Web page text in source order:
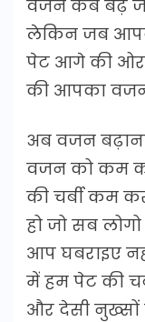
वजन कब बढ़
लेकिन जब
पेट आगे की ओर
की आपका
अब वजन
वजन को कम
की चर्बी कम
हो जो सब
आप घबराइए
में हम पेट की
और देसी नुख्सों